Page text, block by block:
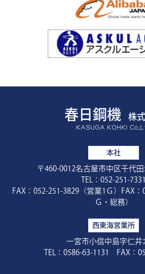
春日鋼機 株
KASUGA KOHKI
本社
〒460-0012名古屋市中区千代
TEL：052-251-7331
FAX：052-251-3829（営業1Ｇ）FAX
Ｇ・総務）
西東海営業所
一宮市小信中島字仁井
TEL：0586-63-1131 FAX：